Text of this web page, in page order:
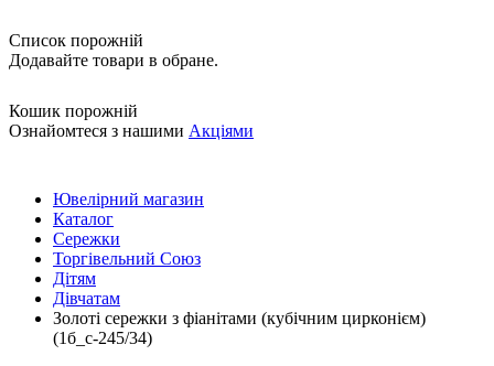
Список порожній
Додавайте товари в обране.
Кошик порожній
Ознайомтеся з нашими Акціями
Ювелірний магазин
Каталог
Сережки
Торгівельний Союз
Дітям
Дівчатам
Золоті сережки з фіанітами (кубічним цирконієм)
(1б_с-245/34)